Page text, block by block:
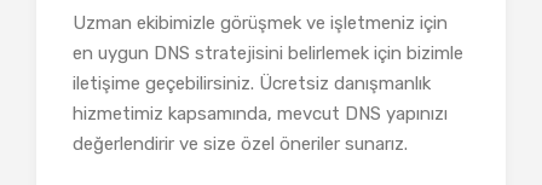
Uzman ekibimizle görüşmek ve işletmeniz için
en uygun DNS stratejisini belirlemek için bizimle
iletişime geçebilirsiniz. Ücretsiz danışmanlık
hizmetimiz kapsamında, mevcut DNS yapınızı
değerlendirir ve size özel öneriler sunarız.